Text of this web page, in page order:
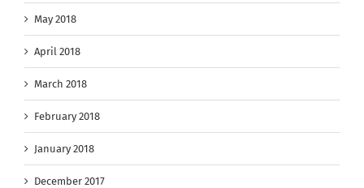
May 2018
April 2018
March 2018
February 2018
January 2018
December 2017